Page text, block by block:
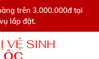
trên 3.000.000đ tại
lắp đặt.